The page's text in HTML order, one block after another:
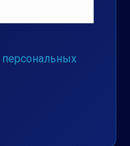
персональных